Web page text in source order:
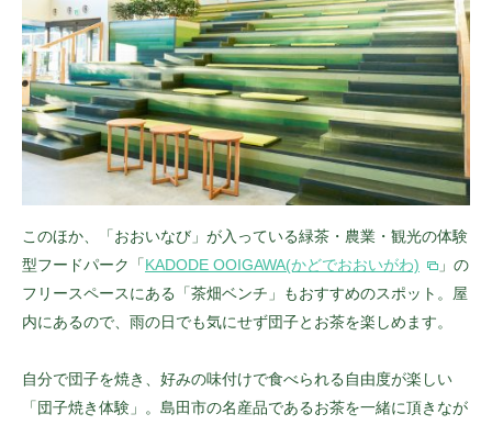
このほか、「おおいなび」が入っている緑茶・農業・観光の体験
型フードパーク「KADODE OOIGAWA(かどでおおいがわ)
」の
フリースペースにある「茶畑ベンチ」もおすすめのスポット。屋
内にあるので、雨の日でも気にせず団子とお茶を楽しめます。
自分で団子を焼き、好みの味付けで食べられる自由度が楽しい
「団子焼き体験」。島田市の名産品であるお茶を一緒に頂きなが